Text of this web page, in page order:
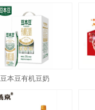
豆本豆有机豆奶